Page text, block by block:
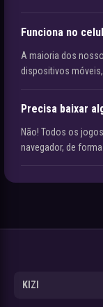
Funciona no
A maioria dos
dispositivos
Precisa baixar
Não! Todos os
navegador, de
KIZI